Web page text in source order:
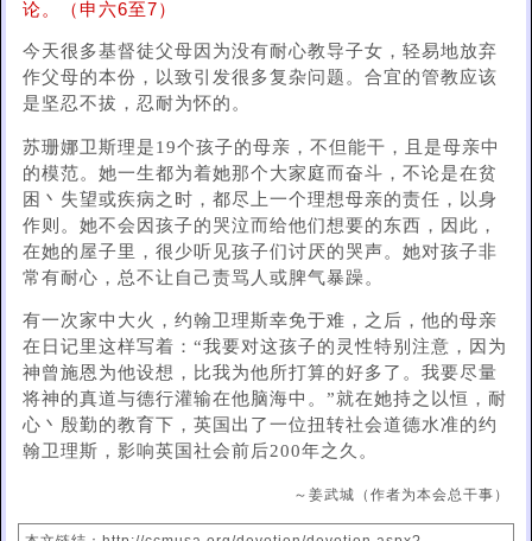
论。（申六6至7）
今天很多基督徒父母因为没有耐心教导子女，轻易地放弃
作父母的本份，以致引发很多复杂问题。合宜的管教应该
是坚忍不拔，忍耐为怀的。
苏珊娜卫斯理是19个孩子的母亲，不但能干，且是母亲中
的模范。她一生都为着她那个大家庭而奋斗，不论是在贫
困丶失望或疾病之时，都尽上一个理想母亲的责任，以身
作则。她不会因孩子的哭泣而给他们想要的东西，因此，
在她的屋子里，很少听见孩子们讨厌的哭声。她对孩子非
常有耐心，总不让自己责骂人或脾气暴躁。
有一次家中大火，约翰卫理斯幸免于难，之后，他的母亲
在日记里这样写着：“我要对这孩子的灵性特别注意，因为
神曾施恩为他设想，比我为他所打算的好多了。我要尽量
将神的真道与德行灌输在他脑海中。”就在她持之以恒，耐
心丶殷勤的教育下，英国出了一位扭转社会道德水准的约
翰卫理斯，影响英国社会前后200年之久。
～姜武城（作者为本会总干事）